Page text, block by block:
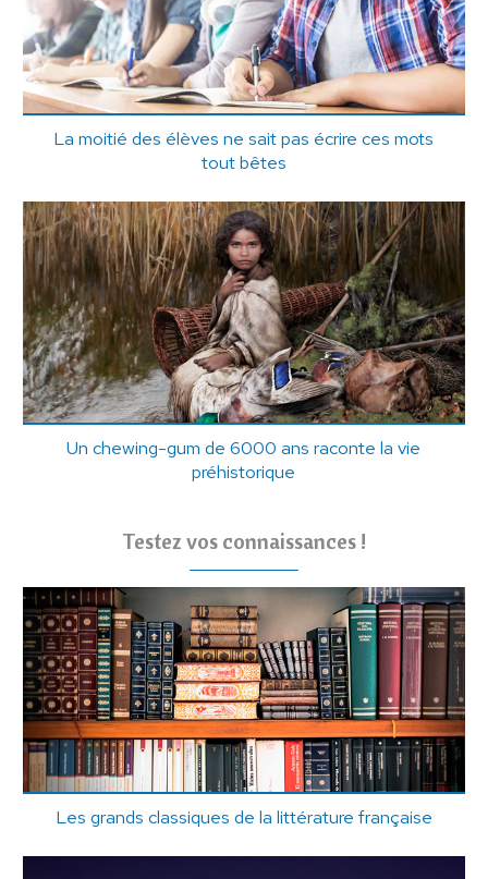
La moitié des élèves ne sait pas écrire ces mots
tout bêtes
Un chewing-gum de 6000 ans raconte la vie
préhistorique
Testez vos connaissances !
Les grands classiques de la littérature française